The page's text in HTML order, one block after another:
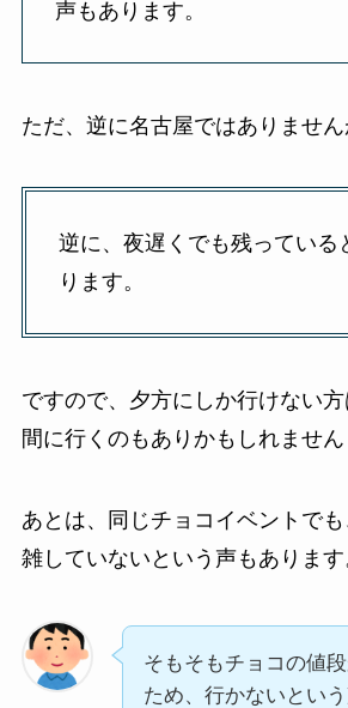
声もあります。
ただ、逆に名古屋ではありません
逆に、夜遅くでも残っている
ります。
ですので、夕方にしか行けない
間に行くのもありかもしれません
あとは、同じチョコイベントで
雑していないという声もあります
そもそもチョコの値
ため、行かないとい